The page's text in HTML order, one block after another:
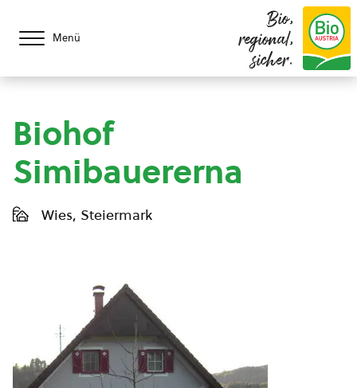
Menü
Bio,
regional,
sicher.
Biohof
Simibauererna
Wies, Steiermark